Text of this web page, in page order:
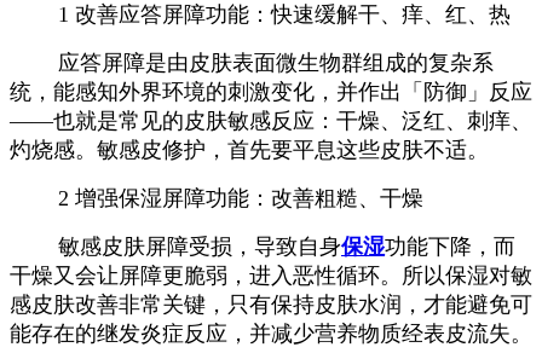
1 改善应答屏障功能：快速缓解干、痒、红、热
应答屏障是由皮肤表面微生物群组成的复杂系
统，能感知外界环境的刺激变化，并作出「防御」反应
——也就是常见的皮肤敏感反应：干燥、泛红、刺痒、
灼烧感。敏感皮修护，首先要平息这些皮肤不适。
2 增强保湿屏障功能：改善粗糙、干燥
敏感皮肤屏障受损，导致自身保湿功能下降，而
干燥又会让屏障更脆弱，进入恶性循环。所以保湿对敏
感皮肤改善非常关键，只有保持皮肤水润，才能避免可
能存在的继发炎症反应，并减少营养物质经表皮流失。